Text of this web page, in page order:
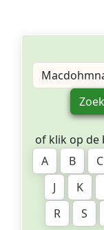
of klik op de
A
B C
J
K
R
S